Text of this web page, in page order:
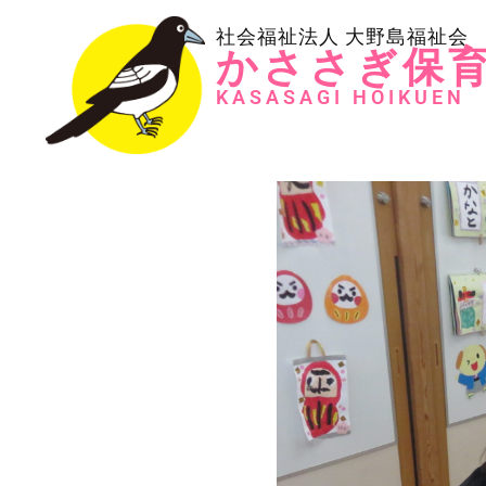
社会福祉法人 大野島福祉会
かささぎ保
KASASAGI HOIKUEN